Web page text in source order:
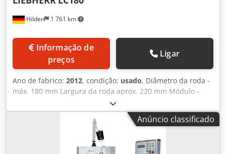
Hilden 1 761 km
preços
Ligar
Ano de fabrico: 2012, condição: usado, Diâmetro da roda -
máx. 180 mm Largura da roda aprox. 220 mm Módulo -
máx. 3 / 5 mm Comando Siemens 840D sl Velocidade radial
máxima 5000 mm/min Diâmetro da peça - máx. 180 mm
Csdeymf Daepfx Af Reha Velocidade de rotação da mesa
800 rpm Diâmetro da mesa 145 mm Curso axial 250 mm
Curso axial 300 mm Força de fixação máx. 13 kN Giratório
Anúncio classificado